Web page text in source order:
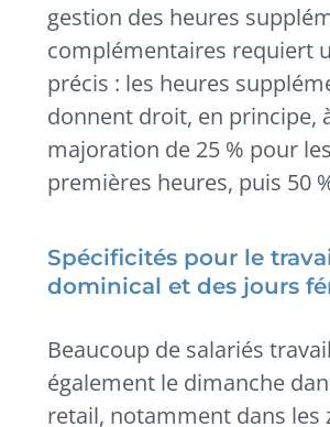
gestion des heures
complémentaires requiert
précis : les heures
donnent droit, en principe,
majoration de 25 % pour
premières heures, puis 50
Spécificités pour le
dominical et des jours
Beaucoup de salariés
également le dimanche
retail, notamment dans les